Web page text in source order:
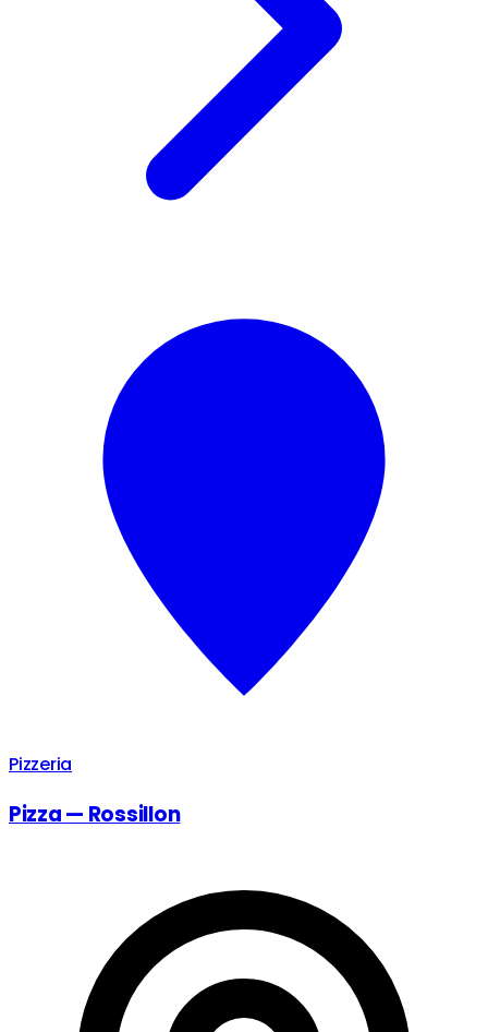
Pizzeria
Pizza — Rossillon